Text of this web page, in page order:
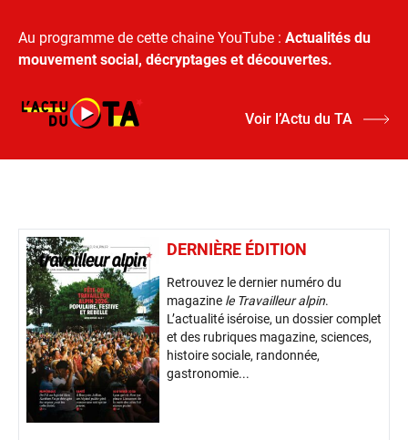
Au programme de cette chaine YouTube : Actualités du
mouvement social, décryptages et découvertes.
Voir l’Actu du TA
DERNIÈRE ÉDITION
Retrouvez le dernier numéro du
magazine le Travailleur alpin.
L’actualité iséroise, un dossier complet
et des rubriques magazine, sciences,
histoire sociale, randonnée,
gastronomie...